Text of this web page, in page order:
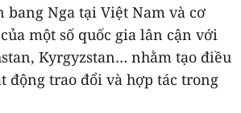
Nga tại Việt Nam và cơ
một số quốc gia lân cận với
Kyrgyzstan… nhằm tạo điều
động trao đổi và hợp tác trong